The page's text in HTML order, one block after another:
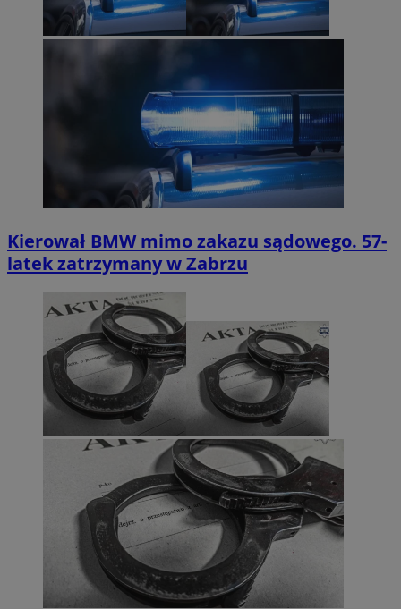
Kierował BMW mimo zakazu sądowego. 57-
latek zatrzymany w Zabrzu